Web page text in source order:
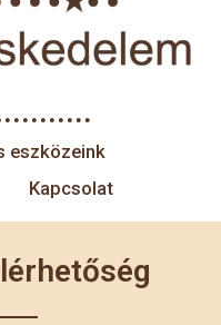
eszközeink
Kapcsolat